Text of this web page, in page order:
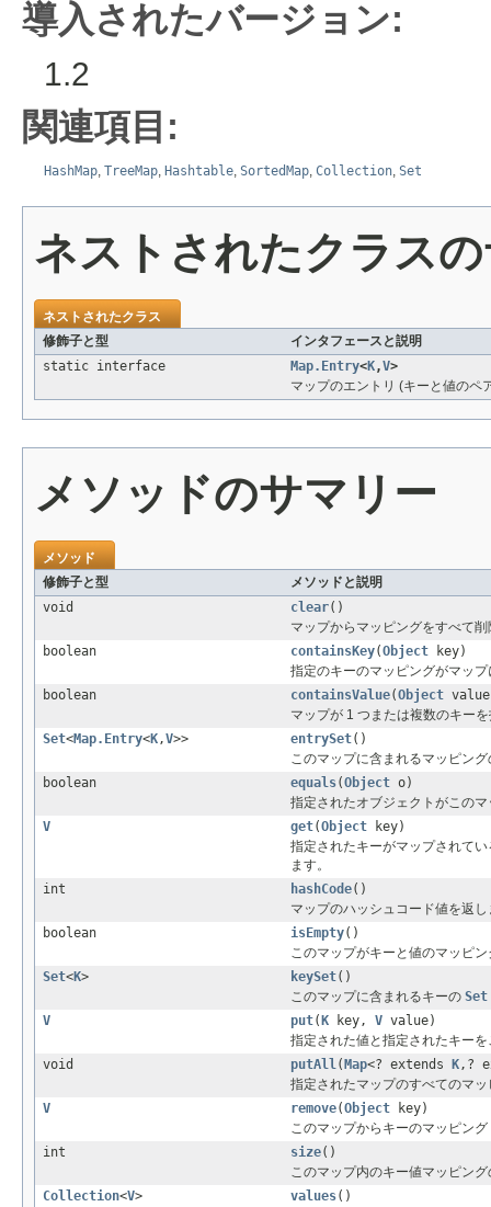
導入されたバージョン:
1.2
関連項目:
HashMap, TreeMap, Hashtable, SortedMap, Collection, Set
ネストされたクラス
ネストされたクラス
修飾子と型
インタフェースと説明
static interface
Map.Entry<K,V>
マップのエントリ (キーと値のペ
メソッドのサマリー
メソッド
修飾子と型
メソッドと説明
void
clear()
マップからマッピングをすべて
boolean
containsKey(Object key)
指定のキーのマッピングがマッ
boolean
containsValue(Object
マップが 1 つまたは複数のキー
Set<Map.Entry<K,V>> entrySet()
このマップに含まれるマッピン
boolean
equals(Object o)
指定されたオブジェクトがこの
V
get(Object key)
指定されたキーがマップされて
ます。
int
hashCode()
マップのハッシュコード値を返し
boolean
isEmpty()
このマップがキーと値のマッピ
Set<K> keySet()
このマップに含まれるキーの Set
V
put( K key, V value)
指定された値と指定されたキー
void
putAll( Map<? extends K,?
指定されたマップのすべてのマ
V
remove(Object key)
このマップからキーのマッピン
int
size()
このマップ内のキー値マッピン
Collection<V> values()